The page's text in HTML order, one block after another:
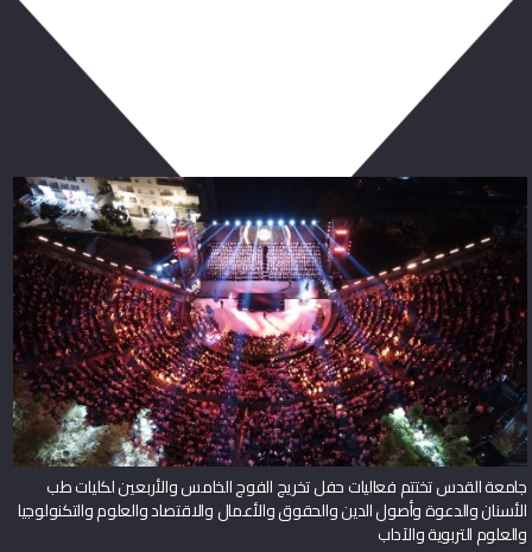
جامعة القدس تختتم فعاليات حفل تخريج الفوج الخامس والأربعين لكليات طب
الأسنان والدعوة وأصول الدين والحقوق والأعمال والاقتصاد والعلوم والتكنولوجيا
والعلوم التربوية والآداب